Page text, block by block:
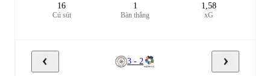
16
Cú sút
1
Bàn thắng
1,58
xG
3 - 2